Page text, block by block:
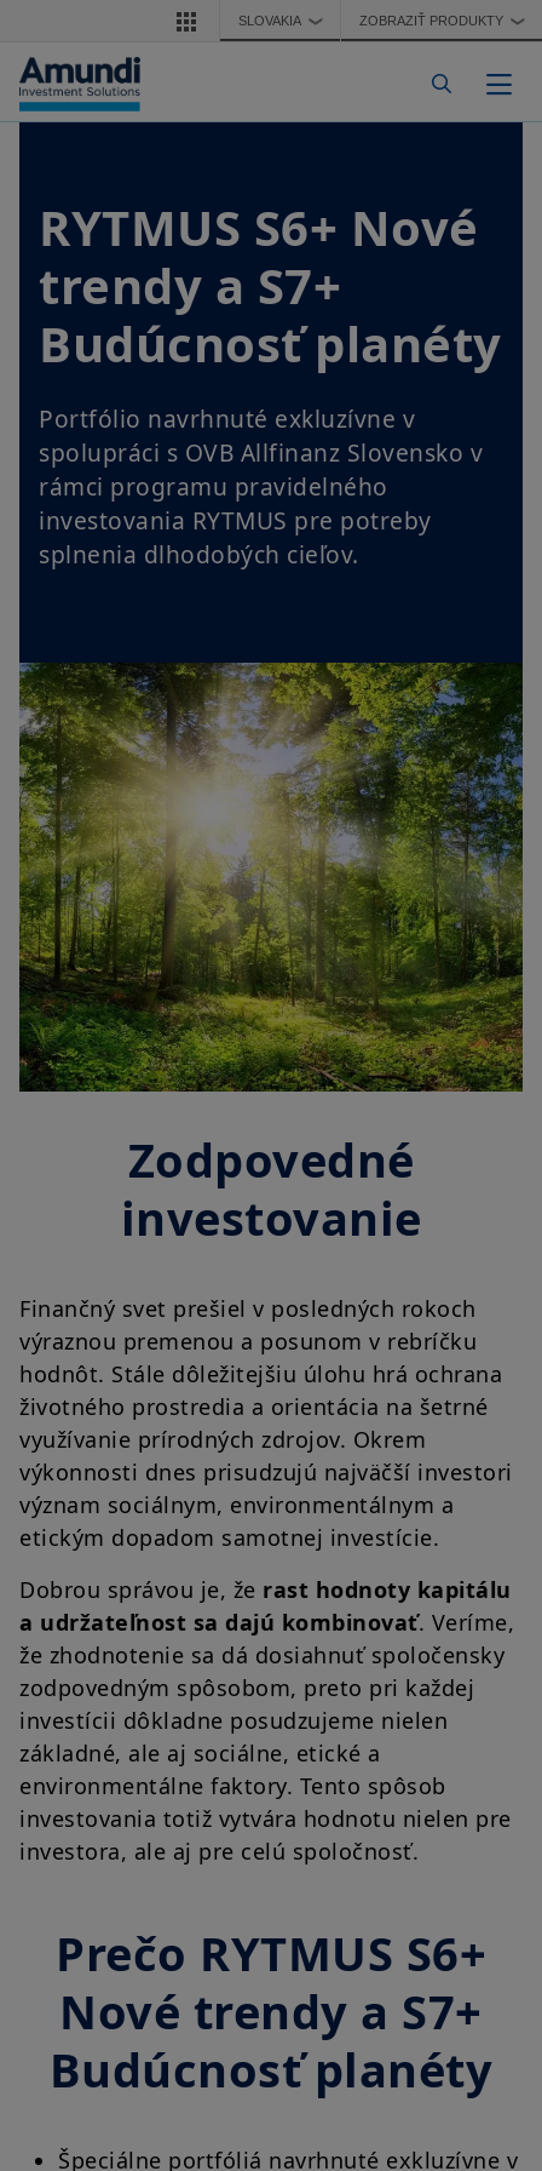
Skočiť na hlavný obsahSLOVAKIA ❯ ZOBRAZIŤ PRODUKTY ❯
RYTMUS S6+ Nové
trendy a S7+
Budúcnosť planéty
Portfólio navrhnuté exkluzívne v
spolupráci s OVB Allfinanz Slovensko v
rámci programu pravidelného
investovania RYTMUS pre potreby
splnenia dlhodobých cieľov.
Zodpovedné
investovanie
Finančný svet prešiel v posledných rokoch
výraznou premenou a posunom v rebríčku
hodnôt. Stále dôležitejšiu úlohu hrá ochrana
životného prostredia a orientácia na šetrné
využívanie prírodných zdrojov. Okrem
výkonnosti dnes prisudzujú najväčší investori
význam sociálnym, environmentálnym a
etickým dopadom samotnej investície.
Dobrou správou je, že rast hodnoty kapitálu
a udržateľnost sa dajú kombinovať. Veríme,
že zhodnotenie sa dá dosiahnuť spoločensky
zodpovedným spôsobom, preto pri každej
investícii dôkladne posudzujeme nielen
základné, ale aj sociálne, etické a
environmentálne faktory. Tento spôsob
investovania totiž vytvára hodnotu nielen pre
investora, ale aj pre celú spoločnosť.
Prečo RYTMUS S6+
Nové trendy a S7+
Budúcnosť planéty
Špeciálne portfóliá navrhnuté exkluzívne v